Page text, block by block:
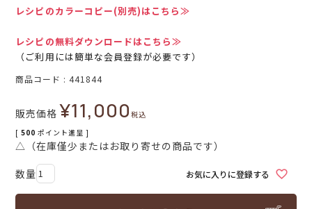
レシピのカラーコピー(別売)はこちら≫
レシピの無料ダウンロードはこちら≫
（ご利用には簡単な会員登録が必要です）
商品コード 441844
販売価格 ¥11,000税込
[ 500 ポイント進呈 ]
△（在庫僅少またはお取り寄せの商品です）
お気に入りに登録する